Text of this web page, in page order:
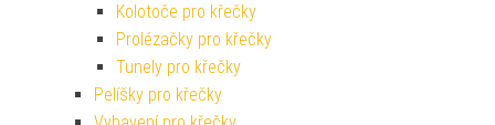
Kolotoče pro křečky
Prolézačky pro křečky
Tunely pro křečky
Pelíšky pro křečky